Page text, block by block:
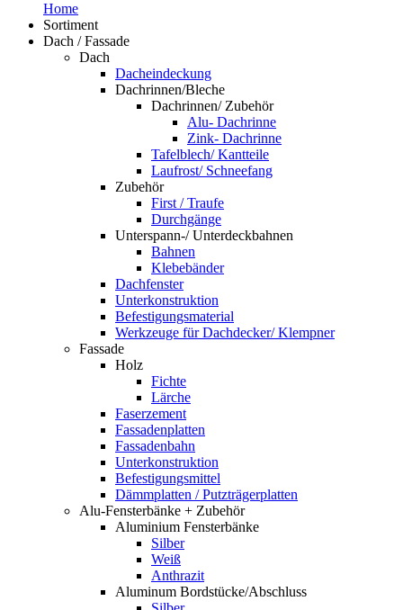
Home
Sortiment
Dach / Fassade
Dach
Dacheindeckung
Dachrinnen/Bleche
Dachrinnen/ Zubehör
Alu- Dachrinne
Zink- Dachrinne
Tafelblech/ Kantteile
Laufrost/ Schneefang
Zubehör
First / Traufe
Durchgänge
Unterspann-/ Unterdeckbahnen
Bahnen
Klebebänder
Dachfenster
Unterkonstruktion
Befestigungsmaterial
Werkzeuge für Dachdecker/ Klempner
Fassade
Holz
Fichte
Lärche
Faserzement
Fassadenplatten
Fassadenbahn
Unterkonstruktion
Befestigungsmittel
Dämmplatten / Putzträgerplatten
Alu-Fensterbänke + Zubehör
Aluminium Fensterbänke
Silber
Weiß
Anthrazit
Aluminum Bordstücke/Abschluss